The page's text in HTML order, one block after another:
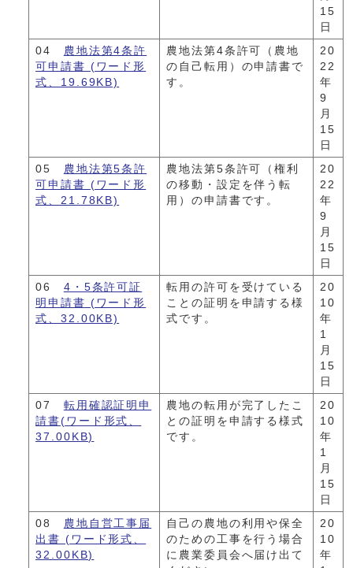
15
日
04 農地法第4条許
可申請書 (ワード形
式、19.69KB)
農地法第4条許可（農地
の自己転用）の申請書で
す。
20
22
年
9
月
15
日
05 農地法第5条許
可申請書 (ワード形
式、21.78KB)
農地法第5条許可（権利
の移動・設定を伴う転
用）の申請書です。
20
22
年
9
月
15
日
06 4・5条許可証
明申請書 (ワード形
式、32.00KB)
転用の許可を受けている
ことの証明を申請する様
式です。
20
10
年
1
月
15
日
07 転用確認証明申
請書(ワード形式、
37.00KB)
農地の転用が完了したこ
との証明を申請する様式
です。
20
10
年
1
月
15
日
08 農地自営工事届
出書 (ワード形式、
32.00KB)
自己の農地の利用や保全
のための工事を行う場合
に農業委員会へ届け出て
20
10
年